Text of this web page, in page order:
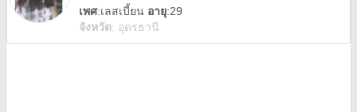
เพศ:เลสเบี้ยน อายุ:29
จังหวัด: อุดรธานี